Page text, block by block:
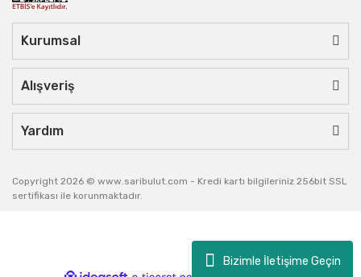
Bizimle İletişime Geçin
Kurumsal
Alışveriş
Yardım
Copyright 2026 © www.saribulut.com - Kredi kartı bilgileriniz 256bit SSL
sertifikası ile korunmaktadır.